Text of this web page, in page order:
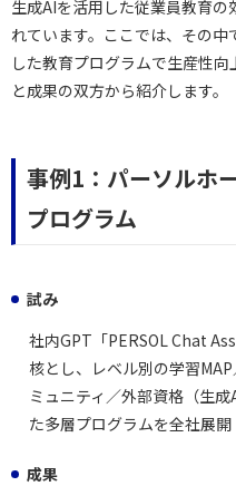
生成AIを活用した従業員教育
れています。ここでは、その中
した教育プログラムで生産性
と成果の双方から紹介します。
事例1：パーソルホ
プログラム
試み
社内GPT「PERSOL Chat
核とし、レベル別の学習
ミュニティ／外部資格（生
た多層プログラムを全社展開
成果